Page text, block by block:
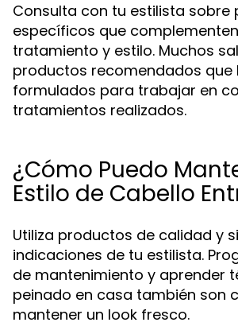
Consulta con tu estilista sobre
específicos que
tratamiento y estilo. Muchos
productos recomendados que
formulados para trabajar en
tratamientos realizados.
¿Cómo Puedo
Estilo de Cabello
Utiliza productos de calidad y
indicaciones de tu estilista.
de mantenimiento y aprender
peinado en casa también son
mantener un look fresco.